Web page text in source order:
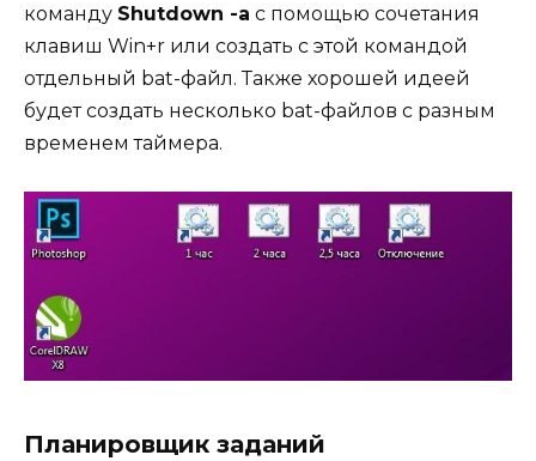
команду Shutdown -a с помощью сочетания
клавиш Win+r или создать с этой командой
отдельный bat-файл. Также хорошей идеей
будет создать несколько bat-файлов с разным
временем таймера.
Планировщик заданий